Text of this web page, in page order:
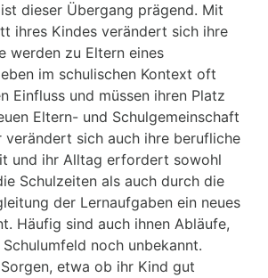
dieser Übergang prägend. Mit
ihres Kindes verändert sich ihre
werden zu Eltern eines
im schulischen Kontext oft
Einfluss und müssen ihren Platz
Eltern- und Schulgemeinschaft
verändert sich auch ihre berufliche
und ihr Alltag erfordert sowohl
Schulzeiten als auch durch die
der Lernaufgaben ein neues
Häufig sind auch ihnen Abläufe,
noch unbekannt.
etwa ob ihr Kind gut